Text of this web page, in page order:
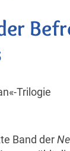
Trilogie
Band der